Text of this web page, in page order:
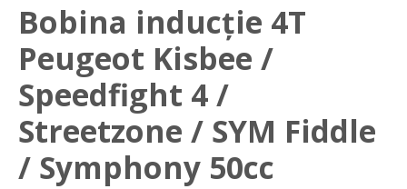
Bobina inducție 4T
Peugeot Kisbee /
Speedfight 4 /
Streetzone / SYM Fiddle
/ Symphony 50cc